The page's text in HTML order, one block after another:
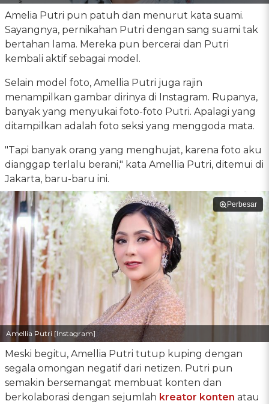
Amelia Putri pun patuh dan menurut kata suami.
Sayangnya, pernikahan Putri dengan sang suami tak
bertahan lama. Mereka pun bercerai dan Putri
kembali aktif sebagai model.
Selain model foto, Amellia Putri juga rajin
menampilkan gambar dirinya di Instagram. Rupanya,
banyak yang menyukai foto-foto Putri. Apalagi yang
ditampilkan adalah foto seksi yang menggoda mata.
"Tapi banyak orang yang menghujat, karena foto aku
dianggap terlalu berani," kata Amellia Putri, ditemui di
Jakarta, baru-baru ini.
Perbesar
Amellia Putri [Instagram]
Meski begitu, Amellia Putri tutup kuping dengan
segala omongan negatif dari netizen. Putri pun
semakin bersemangat membuat konten dan
berkolaborasi dengan sejumlah kreator konten atau